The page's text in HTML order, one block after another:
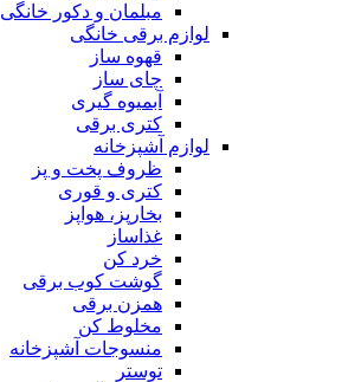
مبلمان و دکور خانگی
لوازم برقی خانگی
قهوه ساز
چای ساز
آبمیوه گیری
کتری برقی
لوازم آشپزخانه
ظروف پخت و پز
کتری و قوری
بخارپز، هواپز
غذاساز
خرد کن
گوشت کوب برقی
همزن برقی
مخلوط کن
منسوجات آشپزخانه
توستر